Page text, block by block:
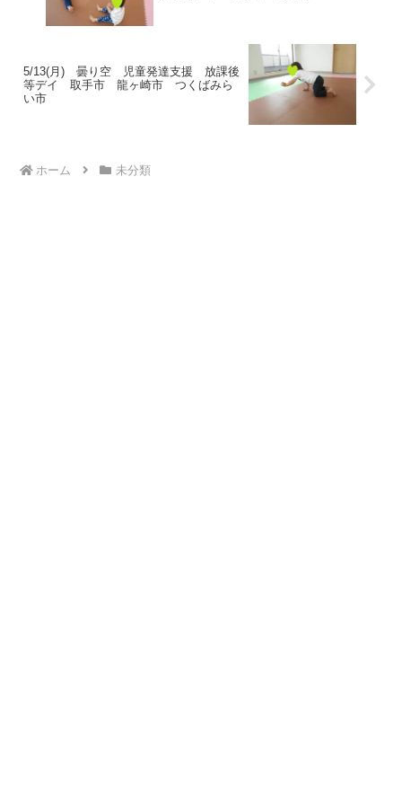
5/13(月) 曇り空 児童発達支援 放課後
等デイ 取手市 龍ヶ崎市 つくばみら
い市
ホーム 未分類